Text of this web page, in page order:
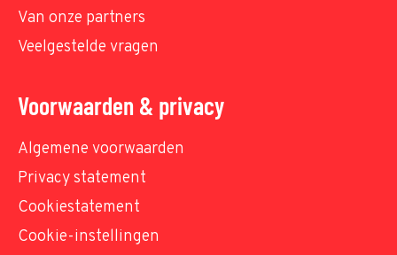
Van onze partners
Veelgestelde vragen
Voorwaarden & privacy
Algemene voorwaarden
Privacy statement
Cookiestatement
Cookie-instellingen